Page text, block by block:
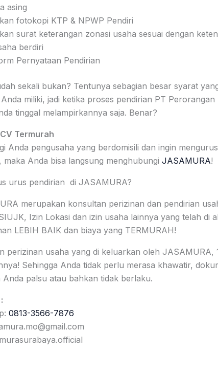
asing
fotokopi KTP & NPWP Pendiri
surat keterangan zonasi usaha sesuai dengan
berdiri
Pernyataan Pendirian
sekali bukan? Tentunya sebagian besar syarat
miliki, jadi ketika proses pendirian PT Perorangan
tinggal melampirkannya saja. Benar?
Termurah
Anda pengusaha yang berdomisili dan ingin
maka Anda bisa langsung menghubungi JASAMURA!
urus pendirian di JASAMURA?
merupakan konsultan perizinan dan pendirian
Izin Lokasi dan izin usaha lainnya yang telah di
LEBIH BAIK dan biaya yang TERMURAH!
perizinan usaha yang di keluarkan oleh JASAMURA,
Sehingga Anda tidak perlu merasa khawatir,
Anda palsu atau bahkan tidak berlaku.
0813-3566-7876